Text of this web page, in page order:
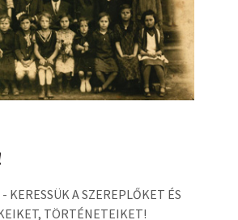
KERESSÜK A SZEREPLŐKET ÉS
TÖRTÉNETEIKET!